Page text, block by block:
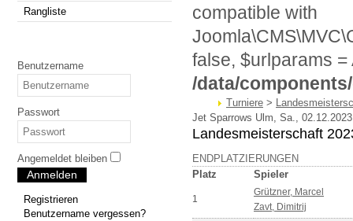
Rangliste
Benutzername
Passwort
Angemeldet bleiben
Anmelden
Registrieren
Benutzername vergessen?
compatible with
false, $urlparams =
/data/
Turniere >
Jet Sparrows Ulm, Sa.,
Landesmeisterschaft
ENDPLATZIERUNGEN
Platz
Spieler
1
Grützner, Marcel
Zavt, Dimitrij